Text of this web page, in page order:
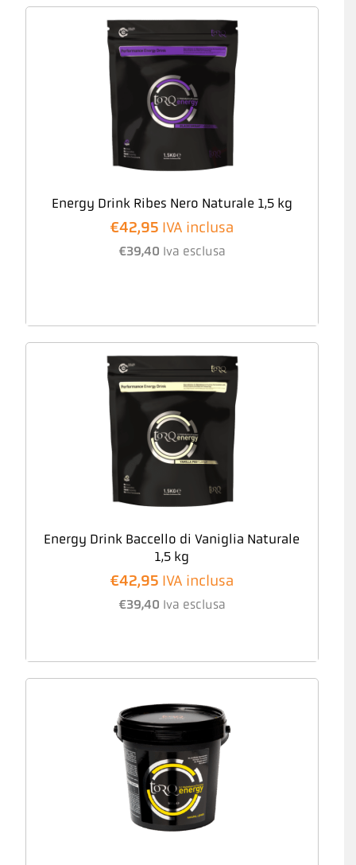
Energy Drink Ribes Nero Naturale 1,5 kg
€42,95 IVA inclusa
€39,40 Iva esclusa
Energy Drink Baccello di Vaniglia Naturale
1,5 kg
€42,95 IVA inclusa
€39,40 Iva esclusa